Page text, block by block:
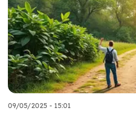
09/05/2025 - 15:01